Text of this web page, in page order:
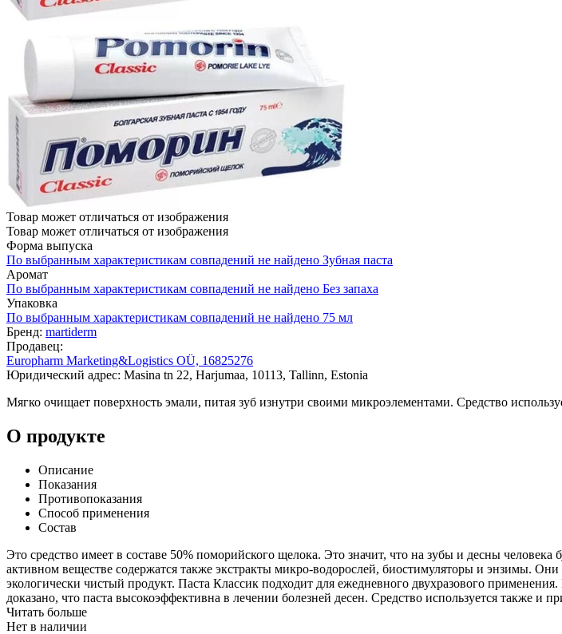
Товар может отличаться от изображения
Товар может отличаться от изображения
Форма выпуска
По выбранным характеристикам совпадений не найдено Зубная паста
Аромат
По выбранным характеристикам совпадений не найдено Без запаха
Упаковка
По выбранным характеристикам совпадений не найдено 75 мл
Бренд: martiderm
Продавец:
Europharm Marketing&Logistics OÜ, 16825276
Юридический адрес: Masina tn 22, Harjumaa, 10113, Tallinn, Estonia
Мягко очищает поверхность эмали, питая зуб изнутри своими микроэлементами. Средство
О продукте
Описание
Показания
Противопоказания
Способ применения
Состав
Это средство имеет в составе 50% поморийского щелока. Это значит, что на зубы и десны
активном веществе содержатся также экстракты микро-водорослей, биостимуляторы и энзимы.
экологически чистый продукт. Паста Классик подходит для ежедневного двухразового
доказано, что паста высокоэффективна в лечении болезней десен. Средство используется также
Читать больше
Нет в наличии